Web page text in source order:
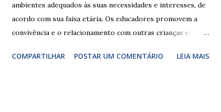
ambientes adequados às suas necessidades e interesses, de
acordo com sua faixa etária. Os educadores promovem a
convivência e o relacionamento com outras crianças e
garantir o direito das crianças a uma educação integral e de
COMPARTILHAR POSTAR UM COMENTÁRIO LEIA MAIS